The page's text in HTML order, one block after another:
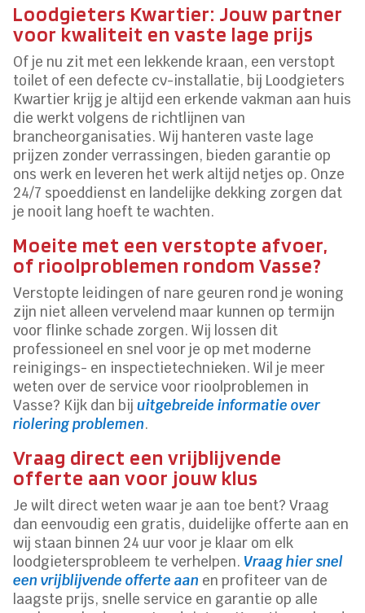
Loodgieters Kwartier: Jouw partner
voor kwaliteit en vaste lage prijs
Of je nu zit met een lekkende kraan, een verstopt
toilet of een defecte cv-installatie, bij Loodgieters
Kwartier krijg je altijd een erkende vakman aan huis
die werkt volgens de richtlijnen van
brancheorganisaties. Wij hanteren vaste lage
prijzen zonder verrassingen, bieden garantie op
ons werk en leveren het werk altijd netjes op. Onze
24/7 spoeddienst en landelijke dekking zorgen dat
je nooit lang hoeft te wachten.
Moeite met een verstopte afvoer,
of rioolproblemen rondom Vasse?
Verstopte leidingen of nare geuren rond je woning
zijn niet alleen vervelend maar kunnen op termijn
voor flinke schade zorgen. Wij lossen dit
professioneel en snel voor je op met moderne
reinigings- en inspectietechnieken. Wil je meer
weten over de service voor rioolproblemen in
Vasse? Kijk dan bijuitgebreide informatie over
riolering problemen.
Vraag direct een vrijblijvende
offerte aan voor jouw klus
Je wilt direct weten waar je aan toe bent? Vraag
dan eenvoudig een gratis, duidelijke offerte aan en
wij staan binnen 24 uur voor je klaar om elk
loodgietersprobleem te verhelpen. Vraag hier snel
een vrijblijvende offerte aan en profiteer van de
laagste prijs, snelle service en garantie op alle